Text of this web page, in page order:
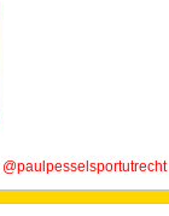
@paulpesselsportutrecht